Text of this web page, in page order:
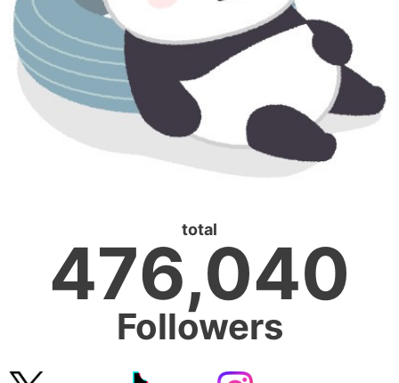
total
476,040
Followers